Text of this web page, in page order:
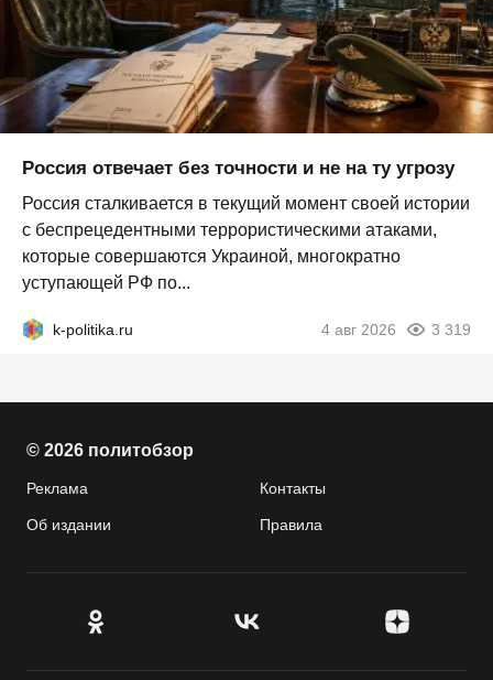
Россия отвечает без точности и не на ту угрозу
Россия сталкивается в текущий момент своей истории
с беспрецедентными террористическими атаками,
которые совершаются Украиной, многократно
уступающей РФ по...
k-politika.ru 4 авг 2026 3 319
© 2026 политобзор
Реклама Контакты
Об издании Правила